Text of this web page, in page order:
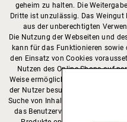
geheim zu halten. Die
Dritte ist unzulässig. Das
aus der unberechtigten
Die Nutzung der Webseiten und
kann für das Funktionieren
den Einsatz von Cookies
Nutzen des Online-Shops auf
Weise ermöglichen. Cookies
der Nutzer besucht hat, helfen
Suche von Inhalten im Online-
das Benutzerverhalten, so dass